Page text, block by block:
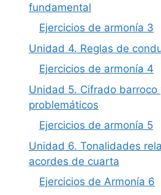
fundamental
Ejercicios de armonía 3
Unidad 4. Reglas de
Ejercicios de armonía 4
Unidad 5. Cifrado barroco
problemáticos
Ejercicios de armonía 5
Unidad 6. Tonalidades
acordes de cuarta
Ejercicios de Armonía 6